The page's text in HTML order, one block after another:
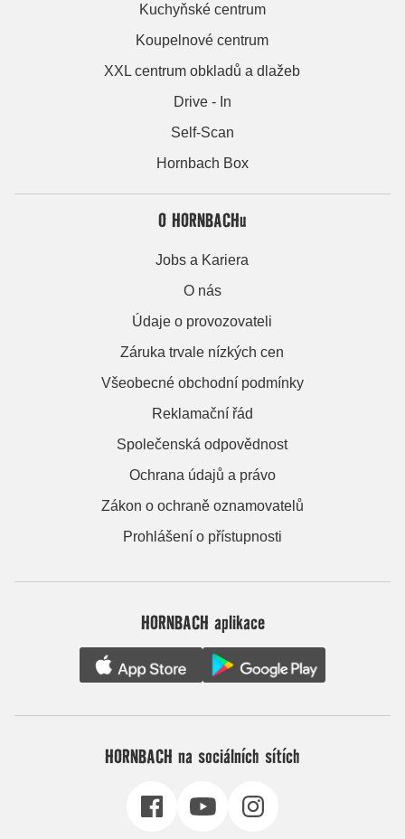
Kuchyňské centrum
Koupelnové centrum
XXL centrum obkladů a dlažeb
Drive - In
Self-Scan
Hornbach Box
O HORNBACHu
Jobs a Kariera
O nás
Údaje o provozovateli
Záruka trvale nízkých cen
Všeobecné obchodní podmínky
Reklamační řád
Společenská odpovědnost
Ochrana údajů a právo
Zákon o ochraně oznamovatelů
Prohlášení o přístupnosti
HORNBACH aplikace
HORNBACH na sociálních sítích